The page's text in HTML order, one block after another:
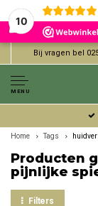
10
Bij vragen bel
MENU
Home Tags
Producten
pijnlijke
Filters